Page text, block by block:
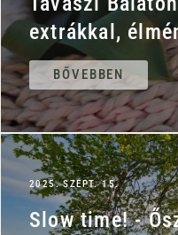
extrákkal,
BŐVEBBEN
2025. SZEPT. 15.
Slow time! -